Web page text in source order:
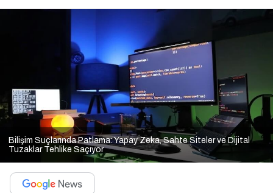
Bilişim Suçlarında Patlama: Yapay Zeka, Sahte Siteler ve Dijital
Tuzaklar Tehlike Saçıyor